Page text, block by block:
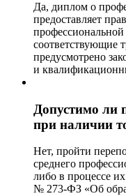
Да, диплом о
предоставляет
соответствующие
предусмотрено
и
Допустимо ли
при наличии
Нет, пройти
среднего
либо в процессе
№ 273-ФЗ «Об